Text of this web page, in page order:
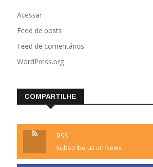
Acessar
Feed de posts
Feed de comentários
WordPress.org
COMPARTILHE
RSS
Subscribe us on News